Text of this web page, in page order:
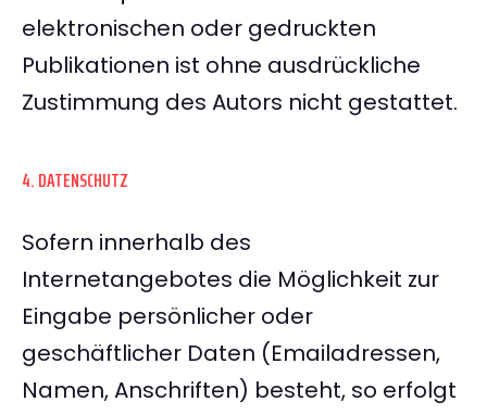
elektronischen oder gedruckten
Publikationen ist ohne ausdrückliche
Zustimmung des Autors nicht gestattet.
4. DATENSCHUTZ
Sofern innerhalb des
Internetangebotes die Möglichkeit zur
Eingabe persönlicher oder
geschäftlicher Daten (Emailadressen,
Namen, Anschriften) besteht, so erfolgt